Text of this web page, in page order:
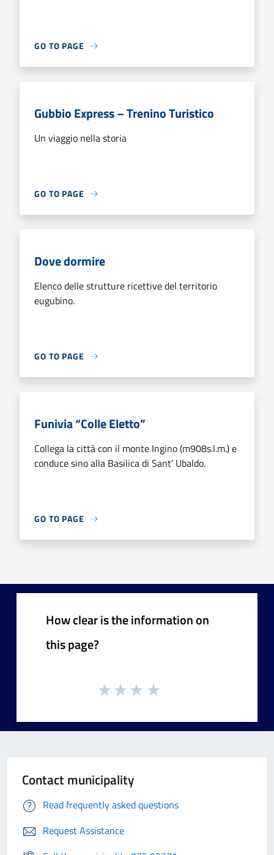
GO TO PAGE
Gubbio Express – Trenino Turistico
Un viaggio nella storia
GO TO PAGE
Dove dormire
Elenco delle strutture ricettive del territorio
eugubino.
GO TO PAGE
Funivia “Colle Eletto”
Collega la città con il monte Ingino (m908s.l.m.) e
conduce sino alla Basilica di Sant’ Ubaldo.
GO TO PAGE
How clear is the information on
this page?
Contact municipality
Read frequently asked questions
Request Assistance